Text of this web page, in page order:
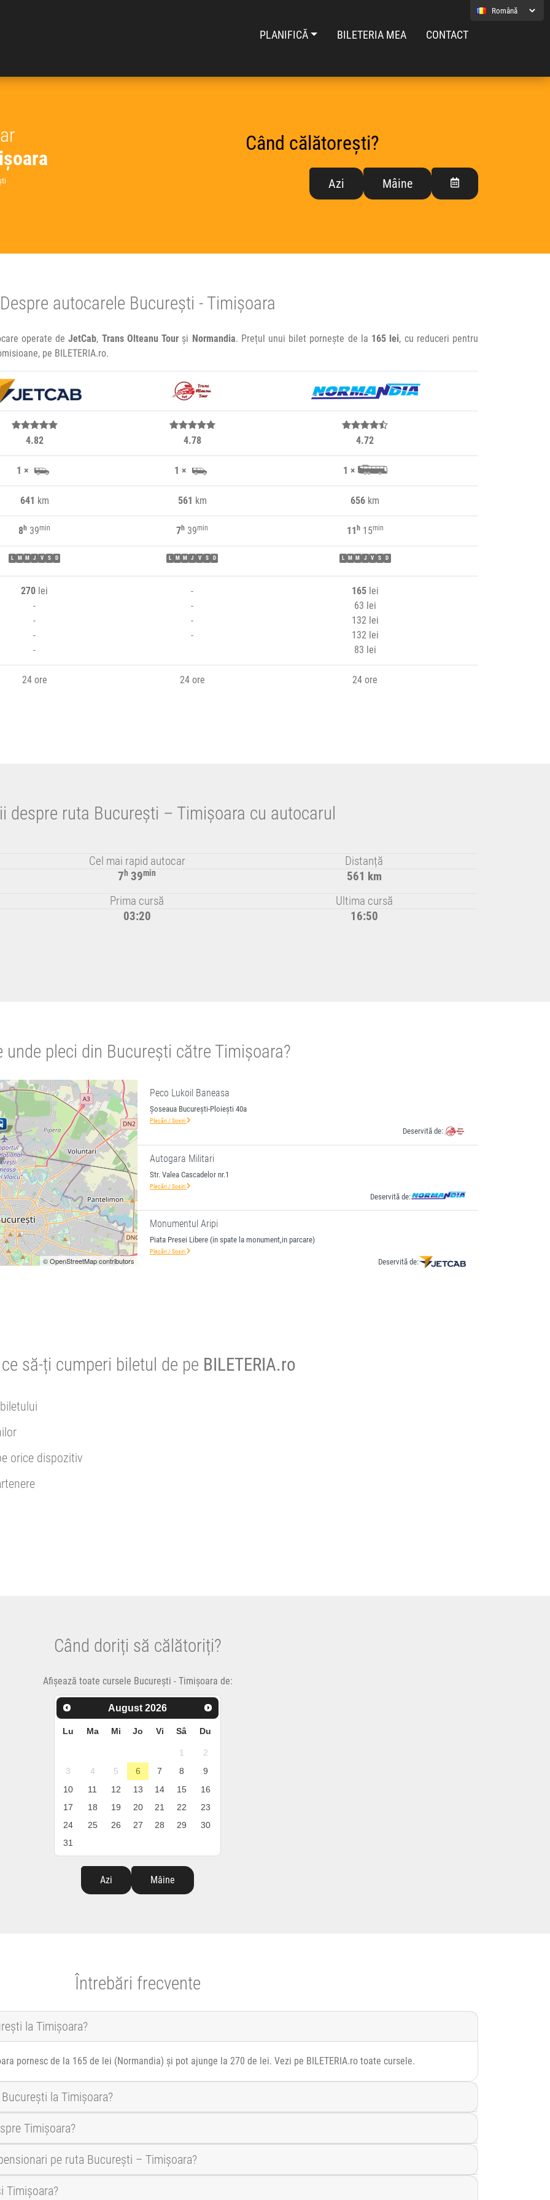
PLANIFICĂ BILETERIA MEA CONTACT
Când călătorești?
Azi Mâine
Despre autocarele București - Timișoara
operate deJetCab, Trans Olteanu Tour și Normandia. Prețul unui bilet pornește de la 165 lei, cu reduceri pentru
pe BILETERIA.ro.
4.82 4.78 4.72
1 × 1 × 1 ×
641 km 561 km 656 km
8h 39min 7h 39min 11h15min
M M J V S D M M J V S D M M J V S D
270 lei
-
-
-
-
-
-
-
-
165lei
63 lei
132 lei
132 lei
83 lei
24 ore 24 ore 24 ore
despre ruta București – Timișoara cu autocarul
Cel mai rapid autocar
7h 39min
Distanță
561 km
Prima cursă
03:20
Ultima cursă
16:50
unde pleci din București către Timișoara?
© OpenStreetMap contributors
Peco Lukoil Baneasa
Șoseaua București-Ploiești 40a
Plecări / Sosiri
Deservită de:
Autogara Militari
Str. Valea Cascadelor nr.1
Plecări / Sosiri
Deservită de:
Monumentul Aripi
Piata Presei Libere (in spate la monument,in parcare)
Plecări / Sosiri
Deservită de:
să-ți cumperi biletul de pe BILETERIA.ro
orice dispozitiv
Când doriți să călătoriți?
Afișează toate cursele București - Timișoara de:
August 2026
Lu Ma Mi Jo Vi Sâ Du
1
2
3
4 5 6 7 8
9
10
11 12 13 14 15
16
17
18 19 20 21 22
23
24
25 26 27 28 29
30
31
Azi Mâine
Întrebări frecvente
la Timișoara?
pornesc de la 165 de lei (Normandia) și pot ajunge la 270 de lei. Vezi pe BILETERIA.ro toate cursele.
la Timișoara?
Timișoara?
pe ruta București – Timișoara?
Timișoara?